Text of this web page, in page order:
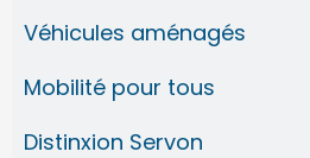
f i
n
Véhicules aménagés
Mobilité pour tous
Distinxion Servon